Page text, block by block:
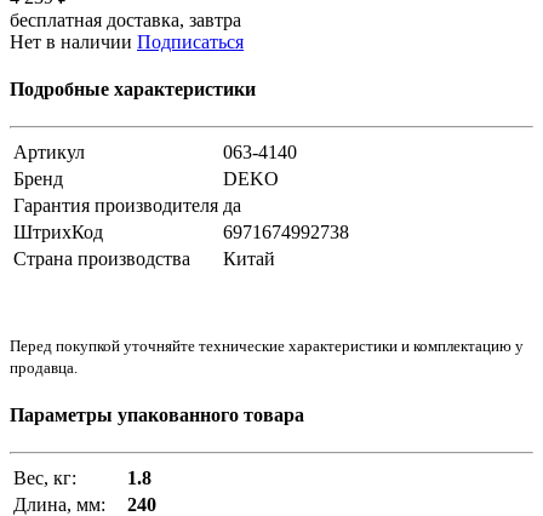
бесплатная доставка, завтра
Нет в наличии Подписаться
Подробные характеристики
Артикул
063-4140
Бренд
DEKO
Гарантия производителя да
ШтрихКод
6971674992738
Страна производства
Китай
Перед покупкой уточняйте технические характеристики и комплектацию у
продавца.
Параметры упакованного товара
Вес, кг:
1.8
Длина, мм:
240